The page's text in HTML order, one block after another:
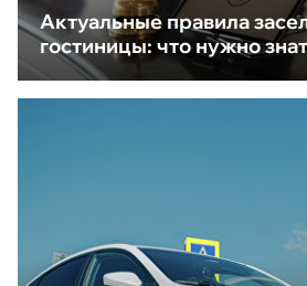
Актуальные правила
гостиницы: что нужно